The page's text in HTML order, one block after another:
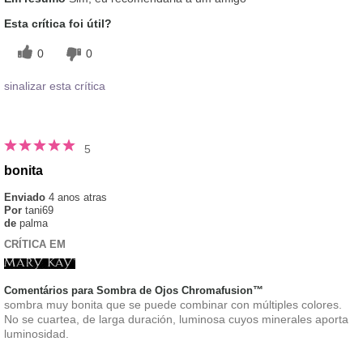
Esta crítica foi útil?
0 0
sinalizar esta crítica
5
bonita
Enviado 4 anos atras
Por tani69
de palma
CRÍTICA EM
Comentários para Sombra de Ojos Chromafusion™
sombra muy bonita que se puede combinar con múltiples colores.
No se cuartea, de larga duración, luminosa cuyos minerales aporta
luminosidad.